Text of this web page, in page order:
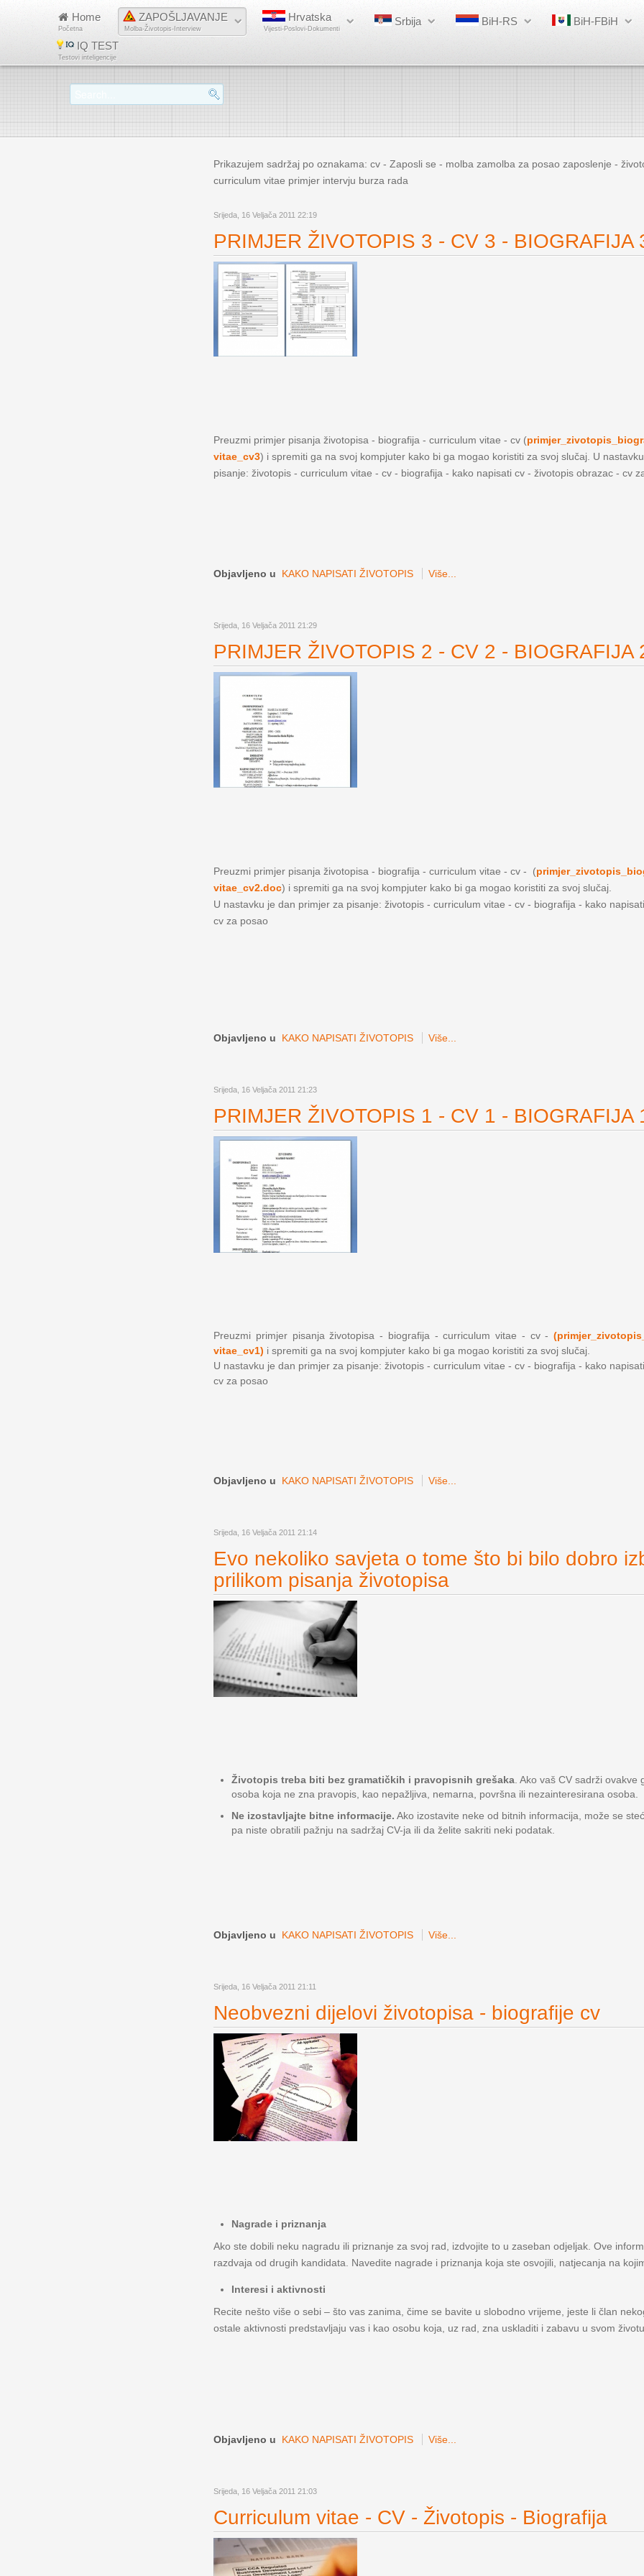
Home
Početna
ZAPOŠLJAVANJE
Molba-Životopis-Interview
Hrvatska
Vijesti-Poslovi-Dokumenti
Srbija BiH-RS
BiH-FBiH
IQ TEST
Testovi inteligencije
Prikazujem sadržaj po oznakama: cv - Zaposli se - molba zamolba za posao zaposlenje -
curriculum vitae primjer intervju burza rada
Srijeda, 16 Veljača 2011 22:19
PRIMJER ŽIVOTOPIS 3 - CV 3 - BIOGRAFIJA
Preuzmi primjer pisanja životopisa - biografija - curriculum vitae - cv (
vitae_cv3) i spremiti ga na svoj kompjuter kako bi ga mogao koristiti za svoj slučaj. U
pisanje: životopis - curriculum vitae - cv - biografija - kako napisati cv - životopis obrazac - cv
Objavljeno u KAKO NAPISATI ŽIVOTOPIS Više...
Srijeda, 16 Veljača 2011 21:29
PRIMJER ŽIVOTOPIS 2 - CV 2 - BIOGRAFIJA
Preuzmi primjer pisanja životopisa - biografija - curriculum vitae - cv - (
vitae_cv2.doc) i spremiti ga na svoj kompjuter kako bi ga mogao koristiti za svoj slučaj.
U nastavku je dan primjer za pisanje: životopis - curriculum vitae - cv - biografija - kako
cv za posao
Objavljeno u KAKO NAPISATI ŽIVOTOPIS Više...
Srijeda, 16 Veljača 2011 21:23
PRIMJER ŽIVOTOPIS 1 - CV 1 - BIOGRAFIJA
Preuzmi primjer pisanja životopisa - biografija - curriculum vitae - cv -
vitae_cv1) i spremiti ga na svoj kompjuter kako bi ga mogao koristiti za svoj slučaj.
U nastavku je dan primjer za pisanje: životopis - curriculum vitae - cv - biografija - kako
cv za posao
Objavljeno u KAKO NAPISATI ŽIVOTOPIS Više...
Srijeda, 16 Veljača 2011 21:14
Evo nekoliko savjeta o tome što bi bilo dobro
prilikom pisanja životopisa
Životopis treba biti bez gramatičkih i pravopisnih grešaka . Ako vaš CV sadrži
osoba koja ne zna pravopis, kao nepažljiva, nemarna, površna ili nezainteresirana osoba.
Ne izostavljajte bitne informacije. Ako izostavite neke od bitnih informacija, može se
pa niste obratili pažnju na sadržaj CV-ja ili da želite sakriti neki podatak.
Objavljeno u KAKO NAPISATI ŽIVOTOPIS Više...
Srijeda, 16 Veljača 2011 21:11
Neobvezni dijelovi životopisa - biografije cv
Nagrade i priznanja
Ako ste dobili neku nagradu ili priznanje za svoj rad, izdvojite to u zaseban odjeljak. Ove
razdvaja od drugih kandidata. Navedite nagrade i priznanja koja ste osvojili, natjecanja na
Interesi i aktivnosti
Recite nešto više o sebi – što vas zanima, čime se bavite u slobodno vrijeme, jeste li član
ostale aktivnosti predstavljaju vas i kao osobu koja, uz rad, zna uskladiti i zabavu u svom
Objavljeno u KAKO NAPISATI ŽIVOTOPIS Više...
Srijeda, 16 Veljača 2011 21:03
Curriculum vitae - CV - Životopis - Biografija